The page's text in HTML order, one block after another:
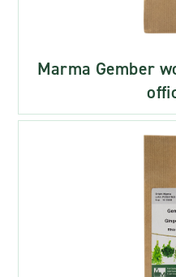
Marma Gember